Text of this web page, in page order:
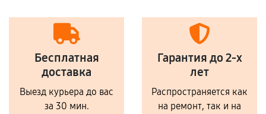
Бесплатная
доставка
Выезд курьера до вас
за 30 мин.
Гарантия до 2-х
лет
Распространяется как
на ремонт, так и на